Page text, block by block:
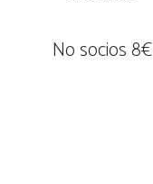
No socios 8€